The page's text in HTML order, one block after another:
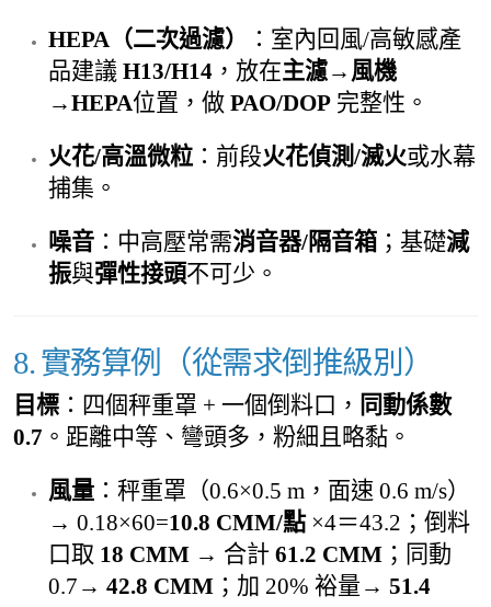
HEPA（二次過濾）
：室內回風/高敏感產
品建議 H13/H14 ，放在主濾→風機
→HEPA位置，做 PAO/DOP 完整性。
火花/高溫微粒 ：前段火花偵測/滅火或水幕
捕集。
噪音 ：中高壓常需消音器/隔音箱 ；基礎減
振與彈性接頭不可少。
8. 實務算例（從需求倒推級別）
目標 ：四個秤重罩 + 一個倒料口， 同動係數
0.7 。距離中等、彎頭多，粉細且略黏。
風量 ：秤重罩（0.6×0.5 m，面速 0.6 m/s）
→ 0.18×60=10.8 CMM/點×4＝43.2；倒料
口取 18 CMM → 合計 61.2 CMM ；同動
0.7→ 42.8 CMM ；加 20% 裕量→ 51.4